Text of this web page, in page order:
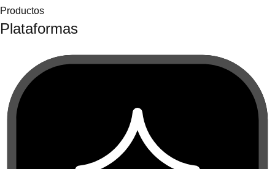
Productos
Plataformas